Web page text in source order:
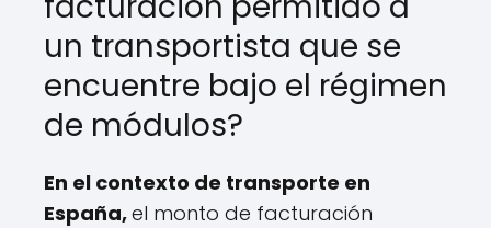
un transportista que se
encuentre bajo el régimen
de módulos?
En el contexto de transporte en
España,el monto de facturación